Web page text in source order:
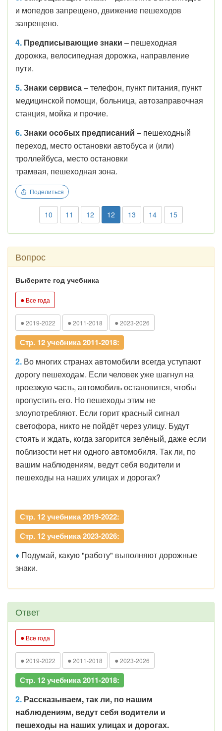
и мопедов запрещено, движение пешеходов
запрещено.
4. Предписывающие знаки – пешеходная
дорожка, велосипедная дорожка, направление
пути.
5.Знаки сервиса– телефон, пункт питания, пункт
медицинской помощи, больница, автозаправочная
станция, мойка и прочие.
6.Знаки особых предписаний – пешеходный
переход, место остановки автобуса и (или)
троллейбуса, место остановки
трамвая, пешеходная зона.
Поделиться
10 11 12 12 13 14 15
Вопрос
Выберите год учебника
● Все года
● 2019-2022 ● 2011-2018 ● 2023-2026
Стр. 12 учебника 2011-2018:
2. Во многих странах автомобили всегда уступают
дорогу пешеходам. Если человек уже шагнул на
проезжую часть, автомобиль остановится, чтобы
пропустить его. Но пешеходы этим не
злоупотребляют. Если горит красный сигнал
светофора, никто не пойдёт через улицу. Будут
стоять и ждать, когда загорится зелёный, даже если
поблизости нет ни одного автомобиля. Так ли, по
вашим наблюдениям, ведут себя водители и
пешеходы на наших улицах и дорогах?
Стр. 12 учебника 2019-2022:
Стр. 12 учебника 2023-2026:
♦ Подумай, какую "работу" выполняют дорожные
знаки.
Ответ
● Все года
● 2019-2022 ● 2011-2018 ● 2023-2026
Стр. 12 учебника 2011-2018:
2. Рассказываем, так ли, по нашим
наблюдениям, ведут себя водители и
пешеходы на наших улицах и дорогах.